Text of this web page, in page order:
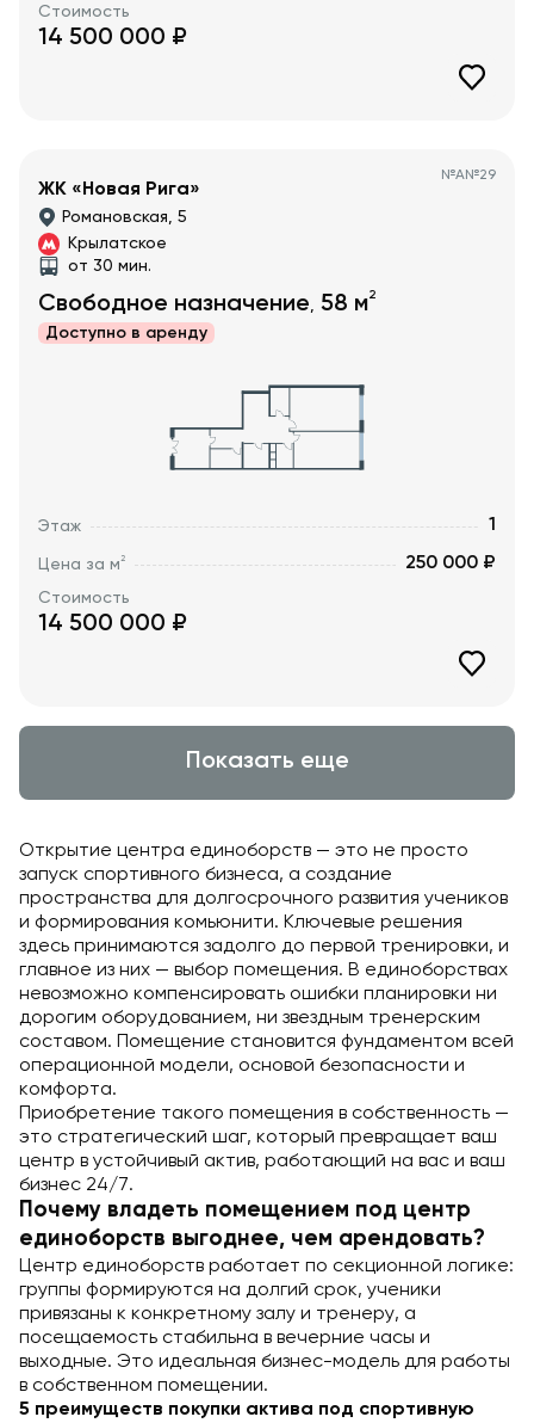
Стоимость
14 500 000 ₽
№А№29
ЖК «Новая Рига»
Романовская, 5
Крылатское
от 30 мин.
Свободное назначение, 58 м2
Доступно в аренду
Этаж 1
Цена за м2 250 000 ₽
Стоимость
14 500 000 ₽
Показать еще
Открытие центра единоборств — это не просто
запуск спортивного бизнеса, а создание
пространства для долгосрочного развития учеников
и формирования комьюнити. Ключевые решения
здесь принимаются задолго до первой тренировки, и
главное из них — выбор помещения. В единоборствах
невозможно компенсировать ошибки планировки ни
дорогим оборудованием, ни звездным тренерским
составом. Помещение становится фундаментом всей
операционной модели, основой безопасности и
комфорта.
Приобретение такого помещения в собственность —
это стратегический шаг, который превращает ваш
центр в устойчивый актив, работающий на вас и ваш
бизнес 24/7.
Почему владеть помещением под центр
единоборств выгоднее, чем арендовать?
Центр единоборств работает по секционной логике:
группы формируются на долгий срок, ученики
привязаны к конкретному залу и тренеру, а
посещаемость стабильна в вечерние часы и
выходные. Это идеальная бизнес-модель для работы
в собственном помещении.
5 преимуществ покупки актива под спортивную